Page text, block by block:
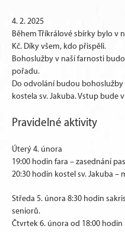
4. 2. 2025
Během Tříkrálové sbírky bylo v
Kč. Díky všem, kdo přispěli.
Bohoslužby v naší farnosti
pořadu.
Do odvolání budou
kostela sv. Jakuba. Vstup bude
Pravidelné aktivity
Úterý 4. února
19:00 hodin fara – zasednání
20:30 hodin kostel sv. Jakuba
Středa 5. února 8:30 hodin
seniorů.
Čtvrtek 6. února od 18:00 hodin